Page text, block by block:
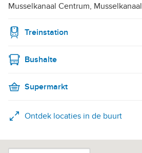
Musselkanaal Centrum, Musselkanaal
Treinstation
Bushalte
Supermarkt
Ontdek locaties in de buurt
Kaart